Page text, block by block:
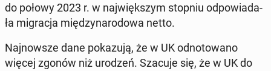
do połowy 2023 r. w naj­więk­szym stopniu od­po­wia­da­
ła mi­gra­cja mię­dzy­na­ro­do­wa netto.
Naj­now­sze dane po­ka­zu­ją, że w UK od­no­to­wa­no
więcej zgonów niż urodzeń. Szacuje się, że w UK do